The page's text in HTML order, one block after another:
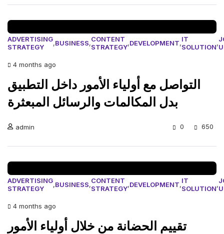
ADVERTISING
STRATEGY
,BUSINESS,CONTENT
STRATEGY,DEVELOPMENT,IT
SOLUTION,
4 months ago
التواصل مع أولياء الأمور داخل التطبيق
بدل المكالمات والرسائل المبعثرة
admin 0 650
ADVERTISING
STRATEGY
,BUSINESS,CONTENT
STRATEGY,DEVELOPMENT,IT
SOLUTION,
4 months ago
تقييم الحضانة من خلال أولياء الأمور